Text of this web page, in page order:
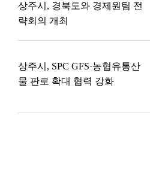
상주시, 경북도와 경제원팀 전
략회의 개최
상주시, SPC GFS·농협유통산
물 판로 확대 협력 강화